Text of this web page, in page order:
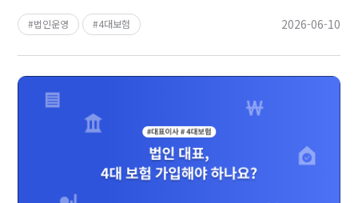
법인운영 4대보험 2026-06-10